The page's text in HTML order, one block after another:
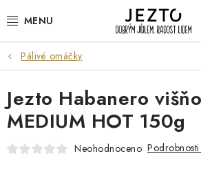
na
DÁRKOVÉ SADY
TRVANLIVÉ
DROGERIE A KOSMETIKA
Pálivé omáčky
Jezto Habanero
MEDIUM HOT 150g
Neohodnoceno